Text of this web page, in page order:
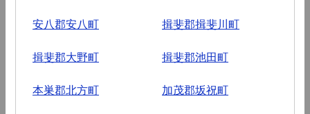
安八郡安八町 揖斐郡揖斐川町
揖斐郡大野町 揖斐郡池田町
本巣郡北方町 加茂郡坂祝町